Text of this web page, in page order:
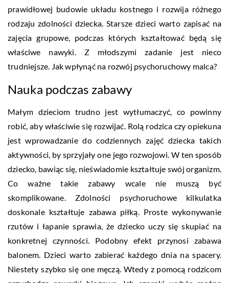
prawidłowej budowie układu kostnego i rozwija różnego
rodzaju zdolności dziecka. Starsze dzieci warto zapisać na
zajęcia grupowe, podczas których kształtować będą się
właściwe nawyki. Z młodszymi zadanie jest nieco
trudniejsze. Jak wpłynąć na rozwój psychoruchowy malca?
Nauka podczas zabawy
Małym dzieciom trudno jest wytłumaczyć, co powinny
robić, aby właściwie się rozwijać. Rolą rodzica czy opiekuna
jest wprowadzanie do codziennych zajęć dziecka takich
aktywności, by sprzyjały one jego rozwojowi. W ten sposób
dziecko, bawiąc się, nieświadomie kształtuje swój organizm.
Co ważne takie zabawy wcale nie muszą być
skomplikowane. Zdolności psychoruchowe kilkulatka
doskonale kształtuje zabawa piłką. Proste wykonywanie
rzutów i łapanie sprawia, że dziecko uczy się skupiać na
konkretnej czynności. Podobny efekt przynosi zabawa
balonem. Dzieci warto zabierać każdego dnia na spacery.
Niestety szybko się one męczą. Wtedy z pomocą rodzicom